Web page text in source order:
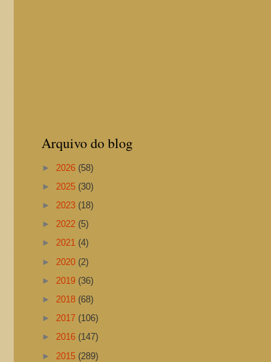
Arquivo do blog
► 2026 (58)
► 2025 (30)
► 2023 (18)
► 2022 (5)
► 2021 (4)
► 2020 (2)
► 2019 (36)
► 2018 (68)
► 2017 (106)
► 2016 (147)
► 2015 (289)